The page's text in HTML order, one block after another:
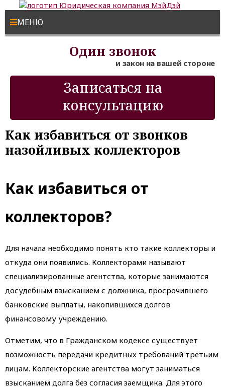
МЕНЮ
Один звонок
и закон на вашей стороне
Записаться на
консультацию
Как избавиться от звонков
назойливых коллекторов
Как избавиться от
коллекторов?
Для начала необходимо понять кто такие коллекторы и
откуда они появились. Коллекторами называют
специализированные агентства, которые занимаются
досудебным взысканием с должника, просрочившего
банковские выплаты, накопившихся долгов
финансовому учреждению.
Отметим, что в Гражданском кодексе существует
возможность передачи кредитных требований третьим
лицам. Коллекторские агентства могут заниматься
взысканием долга без согласия заемщика. Для этого